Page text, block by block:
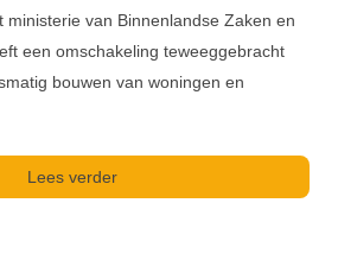
ministerie van Binnenlandse Zaken en
een omschakeling teweeggebracht
bouwen van woningen en
Lees verder